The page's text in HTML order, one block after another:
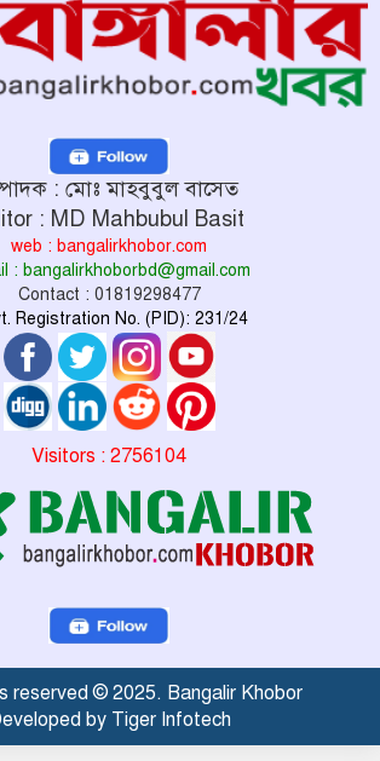
: মোঃ মাহবুবুল বাসেত
: MD Mahbubul Basit
web : bangalirkhobor.com
: bangalirkhoborbd@gmail.com
Contact : 01819298477
Registration No. (PID): 231/24
Visitors : 2756104
reserved © 2025. Bangalir Khobor
by Tiger Infotech